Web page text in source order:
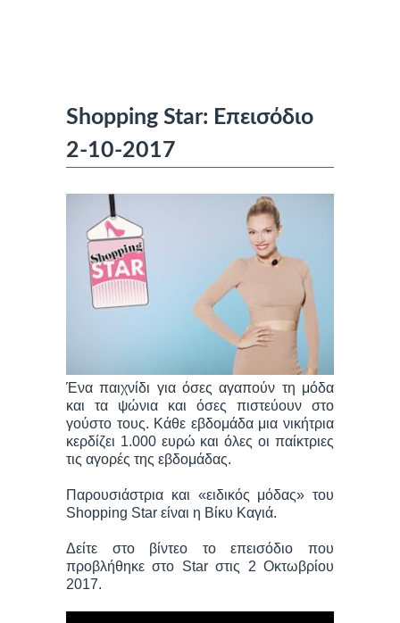
Shopping Star: Επεισόδιο
2-10-2017
Ένα παιχνίδι για όσες αγαπούν τη μόδα
και τα ψώνια και όσες πιστεύουν στο
γούστο τους. Κάθε εβδομάδα μια νικήτρια
κερδίζει 1.000 ευρώ και όλες οι παίκτριες
τις αγορές της εβδομάδας.
Παρουσιάστρια και «ειδικός μόδας» του
Shopping Star είναι η Βίκυ Καγιά.
Δείτε στο βίντεο το επεισόδιο που
προβλήθηκε στο Star στις 2 Οκτωβρίου
2017.